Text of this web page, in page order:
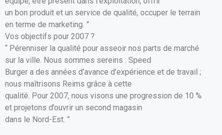
un bon produit et un service de qualité, occuper le terrain
en terme de marketing. ”
Vos objectifs pour 2007 ?
“ Pérenniser la qualité pour asseoir nos parts de marché
sur la ville. Nous sommes sereins : Speed
Burger a des années d’avance d’expérience et de travail ;
nous maîtrisons Reims grâce à cette
qualité. Pour 2007, nous visons une progression de 10 %
et projetons d’ouvrir un second magasin
dans le Nord-Est. ”